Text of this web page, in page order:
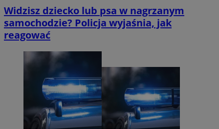
Widzisz dziecko lub psa w nagrzanym
samochodzie? Policja wyjaśnia, jak
reagować